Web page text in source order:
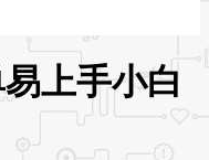
上手小白